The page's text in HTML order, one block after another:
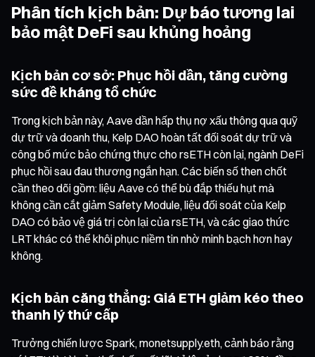
Phân tích kịch bản: Dự báo tương lai
bảo mật DeFi sau khủng hoảng
Kịch bản cơ sở: Phục hồi dần, tăng cường
sức đề kháng tổ chức
Trong kịch bản này, Aave dần hấp thụ nợ xấu thông qua quỹ
dự trữ và doanh thu, Kelp DAO hoàn tất đối soát dự trữ và
công bố mức bảo chứng thực cho rsETH còn lại, ngành DeFi
phục hồi sau đau thương ngắn hạn. Các biến số then chốt
cần theo dõi gồm: liệu Aave có thể bù đắp thiếu hụt mà
không cần cắt giảm Safety Module, liệu đối soát của Kelp
DAO có bảo vệ giá trị còn lại của rsETH, và các giao thức
LRT khác có thể khôi phục niềm tin nhờ minh bạch hơn hay
không.
Kịch bản căng thẳng: Giá ETH giảm kéo theo
thanh lý thứ cấp
Trưởng chiến lược Spark, monetsupply.eth, cảnh báo rằng